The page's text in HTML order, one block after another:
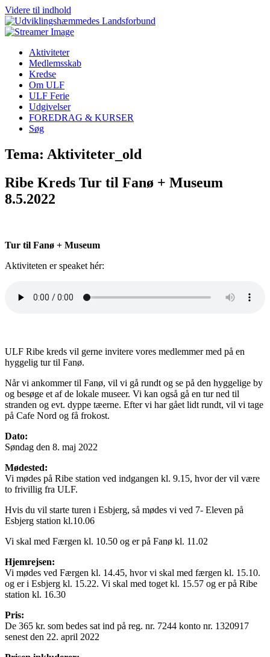
Videre til indhold
Aktiviteter
Medlemsskab
Kredse
Om ULF
ULF Ferie
Udgivelser
FOREDRAG & KURSER
Søg
Tema: Aktiviteter_old
Ribe Kreds Tur til Fanø + Museum
8.5.2022
Tur til Fanø + Museum
Aktiviteten er speaket hér:
ULF Ribe kreds vil gerne invitere vores medlemmer med på en
hyggelig tur til Fanø.
Når vi ankommer til Fanø, vil vi gå rundt og se på den hyggelige by
og besøge et af de lokale museer. Vi kan også gå en tur ned til
stranden og evt. dyppe tæerne. Efter vi har gået lidt rundt, vil vi tage
på Cafe Nord og få frokost.
Dato:
Søndag den 8. maj 2022
Mødested:
Vi mødes på Ribe station ved indgangen kl. 9.15, hvor der vil være
to frivillig fra ULF.
Hvis du vil starte turen i Esbjerg, så mødes vi ved 7- Eleven på
Esbjerg station kl.10.06
Vi skal med Færgen kl. 10.50 og er på Fanø kl. 11.02
Hjemrejsen:
Vi mødes ved Færgen kl. 14.45, hvor vi skal med færgen kl. 15.10.
og er i Esbjerg kl. 15.22. Vi skal med toget kl. 15.57 og er på Ribe
station kl. 16.30
Pris:
De 365 kr. som bedes sat ind på reg. nr. 7244 konto nr. 1320917
senest den 22. april 2022